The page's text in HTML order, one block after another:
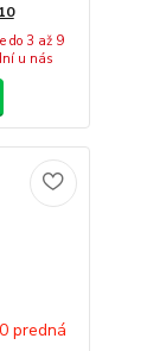
do 3 až 9
u nás